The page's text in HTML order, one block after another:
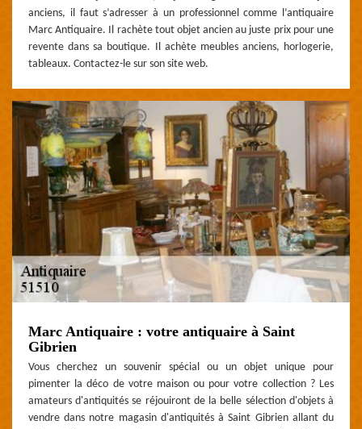
anciens, il faut s’adresser à un professionnel comme l’antiquaire
Marc Antiquaire. Il rachète tout objet ancien au juste prix pour une
revente dans sa boutique. Il achète meubles anciens, horlogerie,
tableaux. Contactez-le sur son site web.
Marc Antiquaire : votre antiquaire à Saint
Gibrien
Vous cherchez un souvenir spécial ou un objet unique pour
pimenter la déco de votre maison ou pour votre collection ? Les
amateurs d'antiquités se réjouiront de la belle sélection d'objets à
vendre dans notre magasin d'antiquités à Saint Gibrien allant du